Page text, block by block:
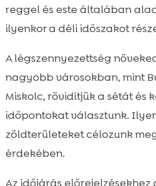
reggel és este általában
ilyenkor a déli időszakot
A légszennyezettség
nagyobb városokban, mint
Miskolc, rövidítjük a sétát és
időpontokat választunk.
zöldterületeket célozunk
érdekében.